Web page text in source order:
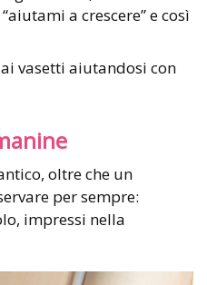
a crescere” e così
vasetti aiutandosi con
oltre che un
per sempre:
impressi nella